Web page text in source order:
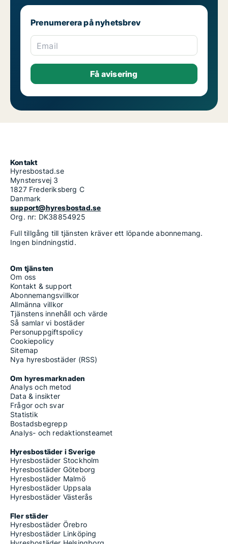
Prenumerera på nyhetsbrev
Email
Kontakt
Hyresbostad.se
Mynstersvej 3
1827 Frederiksberg C
Danmark
support@hyresbostad.se
Org. nr: DK38854925
Full tillgång till tjänsten kräver ett löpande abonnemang.
Ingen bindningstid.
Om tjänsten
Om oss
Kontakt & support
Abonnemangsvillkor
Allmänna villkor
Tjänstens innehåll och värde
Så samlar vi bostäder
Personuppgiftspolicy
Cookiepolicy
Sitemap
Nya hyresbostäder (RSS)
Om hyresmarknaden
Analys och metod
Data & insikter
Frågor och svar
Statistik
Bostadsbegrepp
Analys- och redaktionsteamet
Hyresbostäder i Sverige
Hyresbostäder Stockholm
Hyresbostäder Göteborg
Hyresbostäder Malmö
Hyresbostäder Uppsala
Hyresbostäder Västerås
Fler städer
Hyresbostäder Örebro
Hyresbostäder Linköping